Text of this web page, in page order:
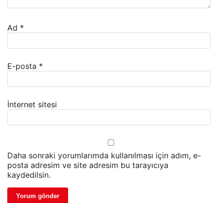
Ad *
E-posta *
İnternet sitesi
Daha sonraki yorumlarımda kullanılması için adım, e-
posta adresim ve site adresim bu tarayıcıya
kaydedilsin.